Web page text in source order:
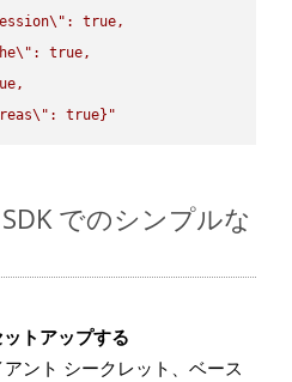
\" : true,
\" : true,
\" : true}"
SDK でのシンプルな
トアップする
ント シークレット、ベース